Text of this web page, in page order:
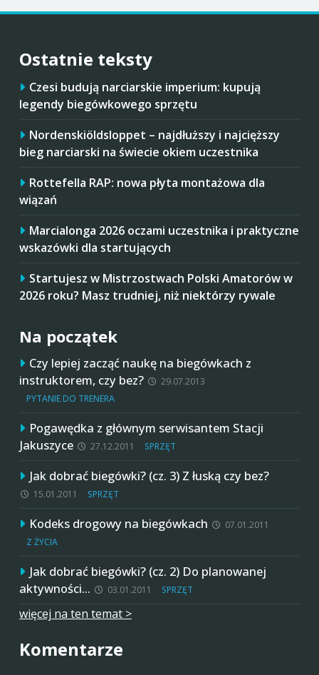
Ostatnie teksty
Czesi budują narciarskie imperium: kupują
legendy biegówkowego sprzętu
Nordenskiöldsloppet – najdłuższy i najcięższy
bieg narciarski na świecie okiem uczestnika
Rottefella RAP: nowa płyta montażowa dla
wiązań
Marcialonga 2026 oczami uczestnika i praktyczne
wskazówki dla startujących
Startujesz w Mistrzostwach Polski Amatorów w
2026 roku? Masz trudniej, niż niektórzy rywale
Na początek
Czy lepiej zacząć naukę na biegówkach z
instruktorem, czy bez?
29.07.2013
PYTANIE DO TRENERA
Pogawędka z głównym serwisantem Stacji
Jakuszyce
27.12.2011 SPRZĘT
Jak dobrać biegówki? (cz. 3) Z łuską czy bez?
15.01.2011 SPRZĘT
Kodeks drogowy na biegówkach
07.01.2011
Z ŻYCIA
Jak dobrać biegówki? (cz. 2) Do planowanej
aktywności…
03.01.2011 SPRZĘT
więcej na ten temat >
Komentarze